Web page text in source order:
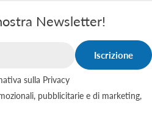
Newsletter!
Iscrizione
sulla Privacy
pubblicitarie e di marketing,